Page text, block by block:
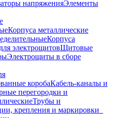
напряженияЭлементы
Корпуса металлические
Корпуса
электрощитовЩитовые
Электрощиты в сборе
коробаКабель-каналы и
перегородки и
Трубы и
крепления и маркировки